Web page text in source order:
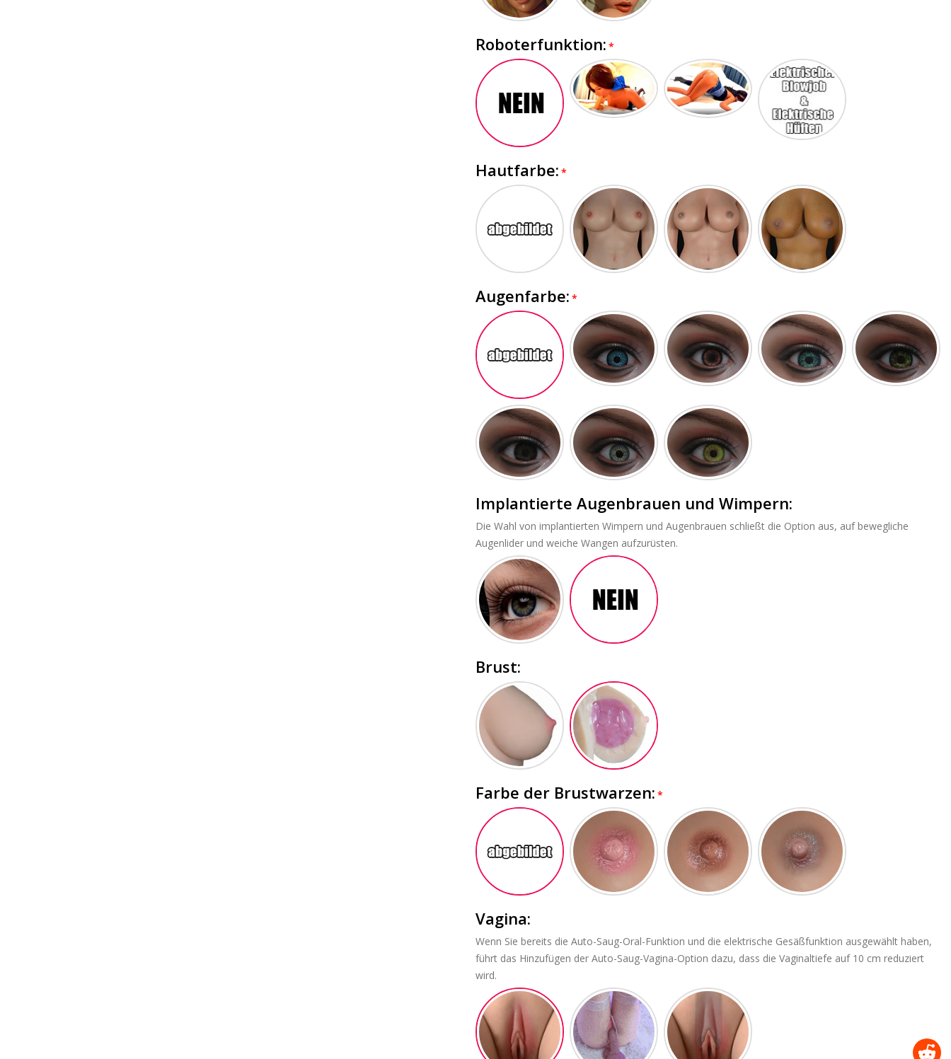
Roboterfunktion:
Hautfarbe:
Augenfarbe:
Implantierte Augenbrauen und Wimpern:
Die Wahl von implantierten Wimpern und Augenbrauen schließt die Option aus, auf bewegliche
Augenlider und weiche Wangen aufzurüsten.
Brust:
Farbe der Brustwarzen:
Vagina:
Wenn Sie bereits die Auto-Saug-Oral-Funktion und die elektrische Gesäßfunktion ausgewählt haben,
führt das Hinzufügen der Auto-Saug-Vagina-Option dazu, dass die Vaginaltiefe auf 10 cm reduziert
wird.